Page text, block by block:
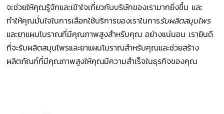
จะช่วยให้คุณรู้จักและเข้าใจเกี่ยวกับบริษัทของเรามากยิ่งขึ้น และ
ทำให้คุณมั่นใจในการเลือกใช้บริการของเราในการรับผลิตสมุนไพร
และยาแผนโบราณที่มีคุณภาพสูงสำหรับคุณ อย่างแน่นอน เรายินดี
ที่จะรับผลิตสมุนไพรและยาแผนโบราณสำหรับคุณและช่วยสร้าง
ผลิตภัณฑ์ที่มีคุณภาพสูงให้คุณมีความสำเร็จในธุรกิจของคุณ